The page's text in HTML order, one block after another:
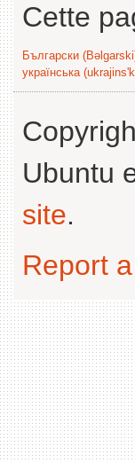
Cette
Български
українська
Ubuntu
site.
Report